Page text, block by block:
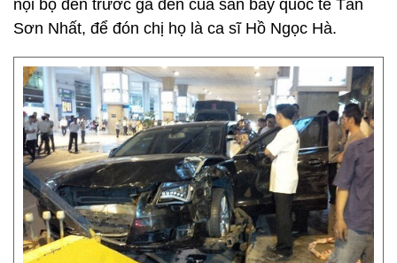
nội bộ đến trước ga đến của sân bay quốc tế Tân
Sơn Nhất, để đón chị họ là ca sĩ Hồ Ngọc Hà.